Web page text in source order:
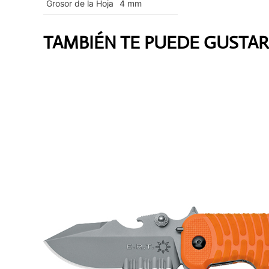
Grosor de la Hoja 4 mm
TAMBIÉN TE PUEDE